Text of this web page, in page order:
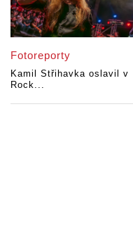
Fotoreporty
Kamil Střihavka oslavil v
Rock...